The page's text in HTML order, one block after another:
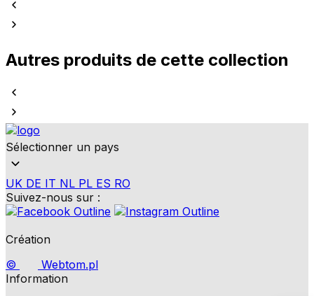
Autres produits de cette collection
Sélectionner un pays
UK DE IT NL PL ES RO
Suivez-nous sur :
Création
©
Webtom.pl
Information